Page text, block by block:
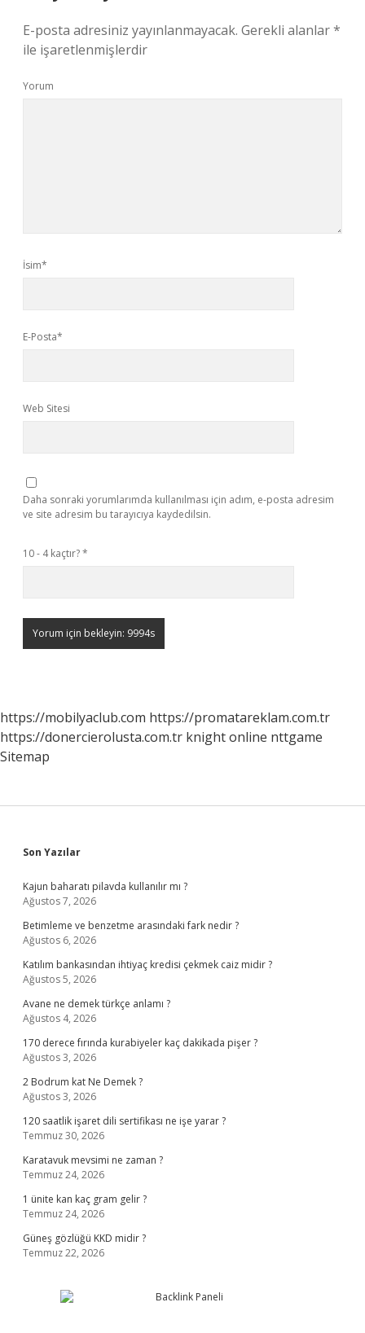
E-posta adresiniz yayınlanmayacak. Gerekli alanlar*
ile işaretlenmişlerdir
Yorum
İsim*
E-Posta*
Web Sitesi
Daha sonraki yorumlarımda kullanılması için adım, e-posta adresim
ve site adresim bu tarayıcıya kaydedilsin.
10 - 4 kaçtır?*
https://mobilyaclub.com https://promatareklam.com.tr
https://donercierolusta.com.tr knight online nttgame
Sitemap
Sidebar
Son Yazılar
Kajun baharatı pilavda kullanılır mı ?
Ağustos 7, 2026
Betimleme ve benzetme arasındaki fark nedir ?
Ağustos 6, 2026
Katılım bankasından ihtiyaç kredisi çekmek caiz midir ?
Ağustos 5, 2026
Avane ne demek türkçe anlamı ?
Ağustos 4, 2026
170 derece fırında kurabiyeler kaç dakikada pişer ?
Ağustos 3, 2026
2 Bodrum kat Ne Demek ?
Ağustos 3, 2026
120 saatlik işaret dili sertifikası ne işe yarar ?
Temmuz 30, 2026
Karatavuk mevsimi ne zaman ?
Temmuz 24, 2026
1 ünite kan kaç gram gelir ?
Temmuz 24, 2026
Güneş gözlüğü KKD midir ?
Temmuz 22, 2026